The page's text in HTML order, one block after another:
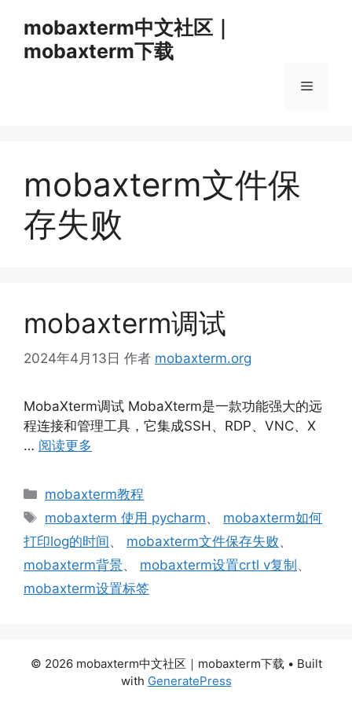
mobaxterm中文社区｜
mobaxterm下载
菜
mobaxterm文件保
存失败
mobaxterm调试
2024年4月13日 作者 mobaxterm.org
MobaXterm调试 MobaXterm是一款功能强大的远
程连接和管理工具，它集成SSH、RDP、VNC、X
… 阅读更多
分
mobaxterm教程
标
签
mobaxterm 使用 pycharm、 mobaxterm如何
打印log的时间、 mobaxterm文件保存失败、
mobaxterm背景、 mobaxterm设置crtl v复制、
mobaxterm设置标签
© 2026 mobaxterm中文社区｜mobaxterm下载 • Built
with GeneratePress